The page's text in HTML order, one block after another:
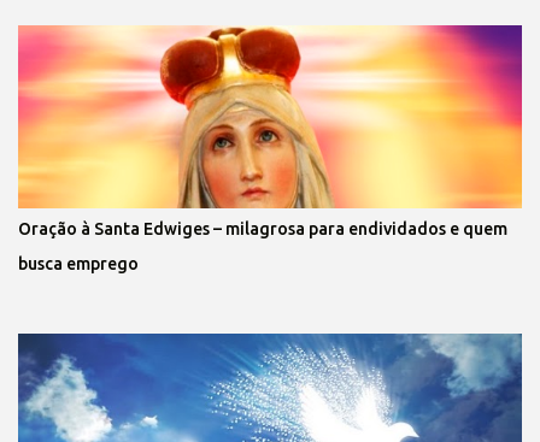
Oração à Santa Edwiges – milagrosa para endividados e quem
busca emprego